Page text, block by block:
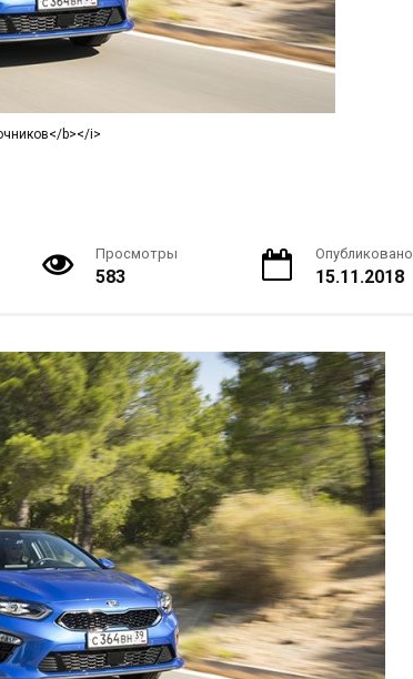
b></i>
Просмотры
583
Опубликовано
15.11.2018